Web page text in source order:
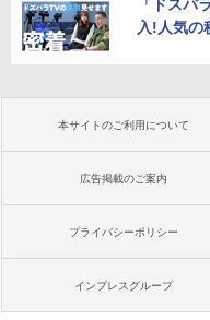
「ドスパ
入!人気の
本サイトのご利用について
広告掲載のご案内
プライバシーポリシー
インプレスグループ